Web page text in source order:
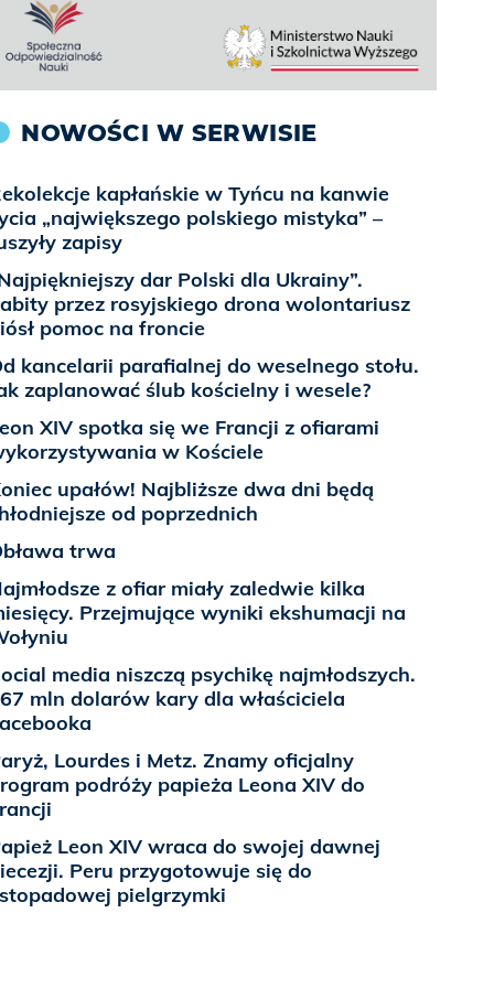
NOWOŚCI W SERWISIE
kapłańskie w Tyńcu na kanwie
„największego polskiego mistyka” –
zapisy
dar Polski dla Ukrainy”.
przez rosyjskiego drona wolontariusz
pomoc na froncie
kancelarii parafialnej do weselnego stołu.
zaplanować ślub kościelny i wesele?
XIV spotka się we Francji z ofiarami
w Kościele
upałów! Najbliższe dwa dni będą
od poprzednich
trwa
z ofiar miały zaledwie kilka
Przejmujące wyniki ekshumacji na
media niszczą psychikę najmłodszych.
mln dolarów kary dla właściciela
Lourdes i Metz. Znamy oficjalny
podróży papieża Leona XIV do
Leon XIV wraca do swojej dawnej
Peru przygotowuje się do
pielgrzymki